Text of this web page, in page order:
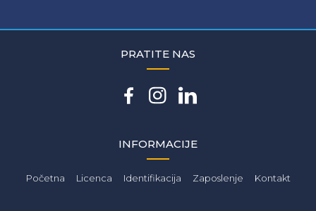
INFORMACIJE
Početna Licenca Identifikacija Zaposlenje Kontakt
PRATITE NAS